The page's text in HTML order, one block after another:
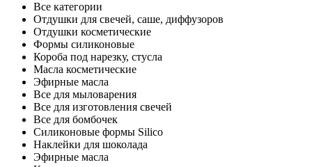
Все категории
Отдушки для свечей, саше, диффузоров
Отдушки косметические
Формы силиконовые
Короба под нарезку, стусла
Масла косметические
Эфирные масла
Все для мыловарения
Все для изготовления свечей
Все для бомбочек
Силиконовые формы Silico
Наклейки для шоколада
Эфирные масла